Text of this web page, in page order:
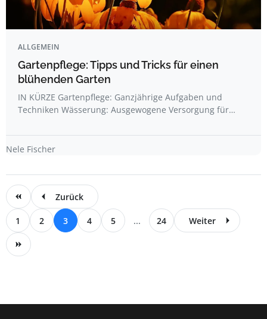
ALLGEMEIN
Gartenpflege: Tipps und Tricks für einen
blühenden Garten
IN KÜRZE Gartenpflege: Ganzjährige Aufgaben und
Techniken Wässerung: Ausgewogene Versorgung für…
Nele Fischer
Zurück
1 2 3 4 5 ... 24 Weiter